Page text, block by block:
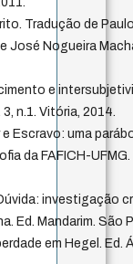
Tradução de
José Nogueira
e
n.1. Vitória, 2014.
e Escravo: uma
da FAFICH-
investigação
Ed. Mandarim. São
em Hegel. Ed.